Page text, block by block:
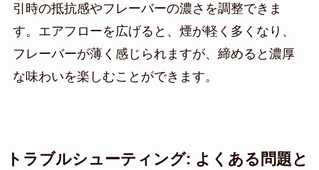
引時の抵抗感やフレーバーの濃さを調整できま
す。エアフローを広げると、煙が軽く多くなり、
フレーバーが薄く感じられますが、締めると濃厚
な味わいを楽しむことができます。
トラブルシューティング: よくある問題と